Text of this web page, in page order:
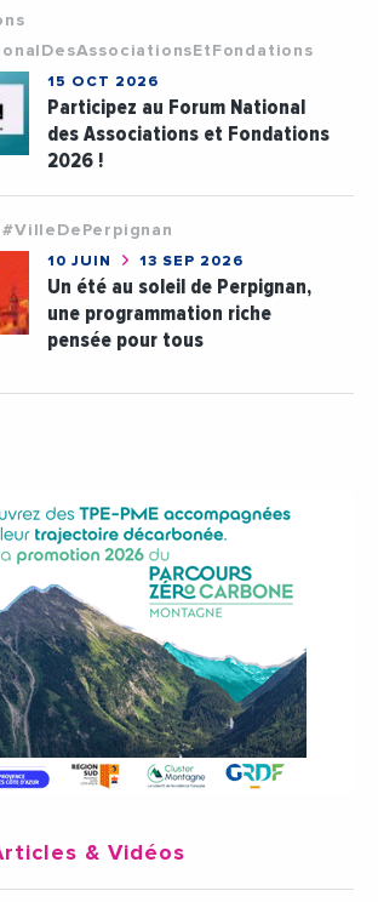
15 OCT 2026
Participez au Forum National
des Associations et Fondations
2026 !
#VilleDePerpignan
10 JUIN 13 SEP 2026
Un été au soleil de Perpignan,
une programmation riche
pensée pour tous
& Vidéos